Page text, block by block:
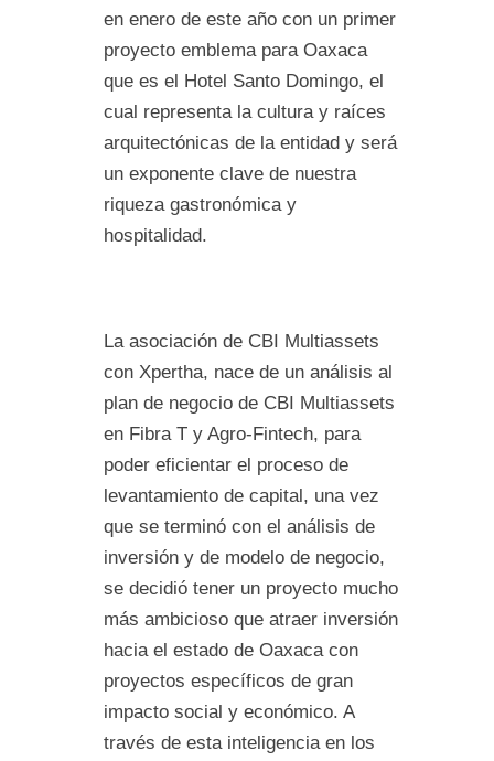
en enero de este año con un primer
proyecto emblema para Oaxaca
que es el Hotel Santo Domingo, el
cual representa la cultura y raíces
arquitectónicas de la entidad y será
un exponente clave de nuestra
riqueza gastronómica y
hospitalidad.
La asociación de CBI Multiassets
con Xpertha, nace de un análisis al
plan de negocio de CBI Multiassets
en Fibra T y Agro-Fintech, para
poder eficientar el proceso de
levantamiento de capital, una vez
que se terminó con el análisis de
inversión y de modelo de negocio,
se decidió tener un proyecto mucho
más ambicioso que atraer inversión
hacia el estado de Oaxaca con
proyectos específicos de gran
impacto social y económico. A
través de esta inteligencia en los